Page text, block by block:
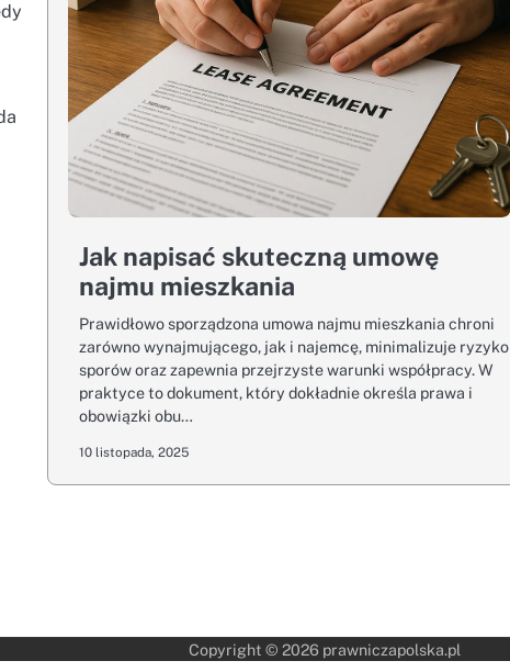
Jak napisać skuteczną umowę
najmu mieszkania
Prawidłowo sporządzona umowa najmu mieszkania chroni
zarówno wynajmującego, jak i najemcę, minimalizuje ryzyko
sporów oraz zapewnia przejrzyste warunki współpracy. W
praktyce to dokument, który dokładnie określa prawa i
obowiązki obu…
10 listopada, 2025
Copyright © 2026 prawniczapolska.pl